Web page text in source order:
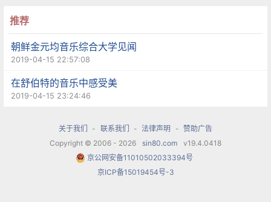
三幕中，她与马切罗的二重唱，极具爆发力的高音
和细腻的音色转换，无处不感受出咪咪在爱情中所
音色是那么迷人而安静，让我真切地感受到咪咪的
1973年，著名女高音歌唱家伊莱亚娜·康特鲁巴斯在
美国芝加哥成功饰演了“咪咪”并一举成名。康特鲁
推荐
朝鲜金元均音乐综合大学见闻
2019-04-15 22:57:08
在舒伯特的音乐中感受美
2019-04-15 23:24:46
关于我们 - 联系我们 - 法律声明 - 赞助广告
Copyright © 2006 - 2026
sin80.com
v19.4.0418
京公网安备11010502033394号
京ICP备15019454号-3